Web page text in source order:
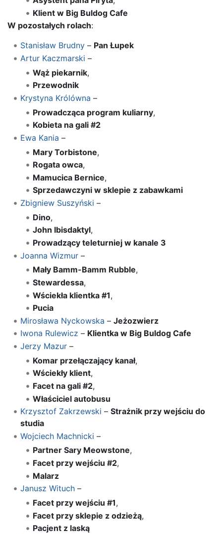
Klient w Big Buldog Cafe
W pozostałych rolach:
Stanisław Brudny– Pan Łupek
Artur Kaczmarski –
Wąż piekarnik,
Przewodnik
Krystyna Królówna –
Prowadcząca program kuliarny,
Kobieta na gali #2
Ewa Kania –
Mary Torbistone,
Rogata owca,
Mamucica Bernice,
Sprzedawczyni w sklepie z zabawkami
Zbigniew Suszyński –
Dino,
John Ibisdaktyl,
Prowadzący teleturniej w kanale 3
Joanna Wizmur–
Mały Bamm-Bamm Rubble,
Stewardessa,
Wściekła klientka #1,
Pucia
Mirosława Nyckowska – Jeżozwierz
Iwona Rulewicz – Klientka w Big Buldog Cafe
Jerzy Mazur–
Komar przełączający kanał,
Wściekły klient,
Facet na gali #2,
Właściciel autobusu
Krzysztof Zakrzewski – Strażnik przy wejściu do
studia
Wojciech Machnicki –
Partner Sary Meowstone,
Facet przy wejściu #2,
Malarz
Janusz Wituch–
Facet przy wejściu #1,
Facet przy sklepie z odzieżą,
Pacjent z laską